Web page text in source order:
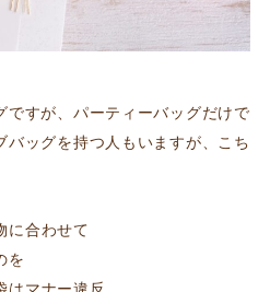
ですが、パーティーバッグだけで
バッグを持つ人もいますが、こち
に合わせて
を